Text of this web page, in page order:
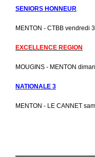
SENIORS HONNEUR
MENTON - CTBB vendredi
EXCELLENCE REGION
MOUGINS - MENTON
NATIONALE 3
MENTON - LE CANNET